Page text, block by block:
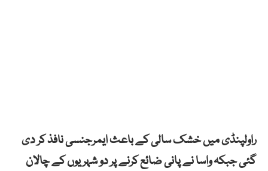
راولپنڈی میں خشک سالی کے باعث ایمرجنسی نافذ کر دی
گئی جبکہ واسا نے پانی ضائع کرنے پر دو شہریوں کے چالان